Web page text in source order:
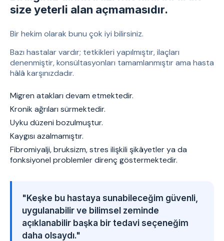
size yeterli alan açmamasıdır.
Bir hekim olarak bunu çok iyi bilirsiniz.
Bazı hastalar vardır; tetkikleri yapılmıştır, ilaçları
denenmiştir, konsültasyonları tamamlanmıştır ama hasta
hâlâ karşınızdadır.
Migren atakları devam etmektedir.
Kronik ağrıları sürmektedir.
Uyku düzeni bozulmuştur.
Kaygısı azalmamıştır.
Fibromiyalji, bruksizm, stres ilişkili şikâyetler ya da
fonksiyonel problemler direnç göstermektedir.
"Keşke bu hastaya sunabileceğim güvenli,
uygulanabilir ve bilimsel zeminde
açıklanabilir başka bir tedavi seçeneğim
daha olsaydı."